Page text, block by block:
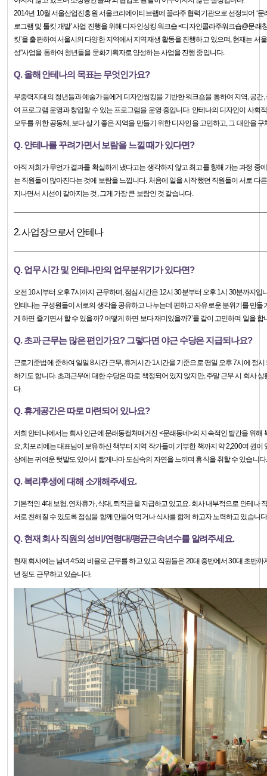
2014년 10월 서울산업진흥원 서울크리에이티브랩에 꼴라주 협력기관으로 선정되어 ‘
로그램 및 툴킷 개발’ 사업 진행을 위해 디자인싱킹 워크숍 <디자인콜라주워크숍@문래
킷’을 출판하여 서울시의 다양한 지역에서 지역재생 활동을 진행하고 있으며, 현재는 서
성"사업을 통하여 청년들을 문화기획자로 양성하는 사업을 진행 중입니다.
Q. 올해 안테나의 목표는 무엇인가요?
무중력지대의 청년들과 예술가들에게 디자인씽킹을 기반한 워크숍을 통하여 지역, 공간
여 프로그램 운영과 창업할 수 있는 프로그램을 운영 중입니다. 안테나의 디자인이 사회
모두를 위한 공동체, 보다 살기 좋은 지역을 만들기 위한 디자인을 고민하고, 그 대안을
Q. 안테나를 꾸려가면서 보람을 느낄 때가 있다면?
아직 저희가 무언가 결과를 확실하게 냈다고는 생각하지 않고 최고를 향해 가는 과정 중
는 직원들이 많아진다는 것에 보람을 느낍니다. 처음에 일을 시작했던 직원들이 서로 다
지나면서 시선이 같아지는 것, 그게 가장 큰 보람인 것 같습니다.
2. 사업장으로서 안테나
Q. 업무 시간 및 안테나만의 업무분위기가 있다면?
오전 10시부터 오후 7시까지 근무하며, 점심시간은 12시 30분부터 오후 1시 30분까지입
안테나는 구성원들이 서로의 생각을 공유하고 나누는데 편하고 자유로운 분위기를 만들
게 하면 즐기면서 할 수 있을까? 어떻게 하면 보다 재미있을까?’를 같이 고민하며 일을 합
Q. 초과 근무는 많은 편인가요? 그렇다면 야근 수당은 지급되나요?
근로기준법에 준하여 일일 8시간 근무, 휴게시간 1시간을 기준으로 평일 오후 7시에 정
하기도 합니다. 초과근무에 대한 수당은 따로 책정되어 있지 않지만, 주말 근무 시 회사
다.
Q. 휴게공간은 따로 마련되어 있나요?
저희 안테나에서는 회사 인근에 문래동컬처매거진 <문래동네>의 지속적인 발간을 위해
요, 치포리에는 대표님이 보유하신 책부터 지역 작가들이 기부한 책까지 약 2,200여 권이
상에는 귀여운 텃밭도 있어서 짧게나마 도심속의 자연을 느끼며 휴식을 취할 수 있습니다.
Q. 복리후생에 대해 소개해주세요.
기본적인 4대 보험, 연차휴가, 식대, 퇴직금을 지급하고 있고요. 회사 내부적으로 안테나
서로 친해질 수 있도록 점심을 함께 만들어 먹거나 식사를 함께 하고자 노력하고 있습니
Q. 현재 회사 직원의 성비/연령대/평균근속년수를 알려주세요.
현재 회사에는 남녀 4:5의 비율로 근무를 하고 있고 직원들은 20대 중반에서 30대 초반
년 정도 근무하고 있습니다.